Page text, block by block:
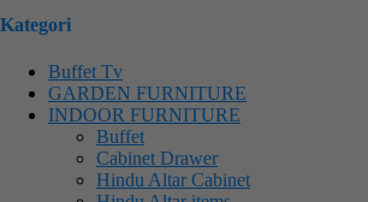
Kategori
Buffet Tv
GARDEN FURNITURE
INDOOR FURNITURE
Buffet
Cabinet Drawer
Hindu Altar Cabinet